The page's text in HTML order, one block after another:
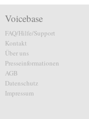
Voicebase
FAQ/Hilfe/Support
Kontakt
Über uns
Presseinformationen
AGB
Datenschutz
Impressum